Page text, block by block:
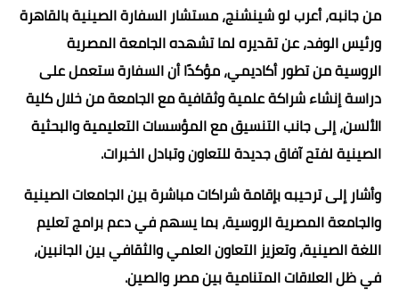
من جانبه، أعرب لو شينشنج، مستشار السفارة الصينية بالقاهرة
ورئيس الوفد، عن تقديره لما تشهده الجامعة المصرية
الروسية من تطور أكاديمي، مؤكدًا أن السفارة ستعمل على
دراسة إنشاء شراكة علمية وثقافية مع الجامعة من خلال كلية
الألسن، إلى جانب التنسيق مع المؤسسات التعليمية والبحثية
الصينية لفتح آفاق جديدة للتعاون وتبادل الخبرات.
وأشار إلى ترحيبه بإقامة شراكات مباشرة بين الجامعات الصينية
والجامعة المصرية الروسية، بما يسهم في دعم برامج تعليم
اللغة الصينية، وتعزيز التعاون العلمي والثقافي بين الجانبين،
في ظل العلاقات المتنامية بين مصر والصين.